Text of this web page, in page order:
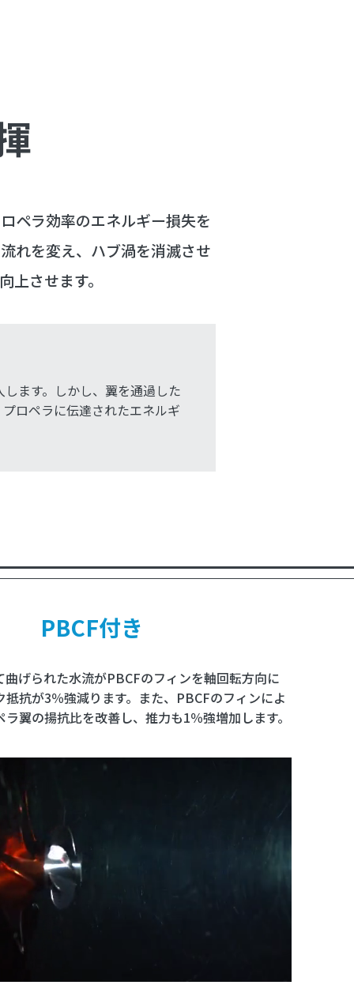
ペラ効率のエネルギー損失を
れを変え、ハブ渦を消滅させ
させます。
ます。しかし、翼を通過した
ロペラに伝達されたエネルギ
PBCF付き
げられた水流がPBCFのフィンを軸回転方向に
抗が3％強減ります。また、PBCFのフィンによ
翼の揚抗比を改善し、推力も1％強増加します。